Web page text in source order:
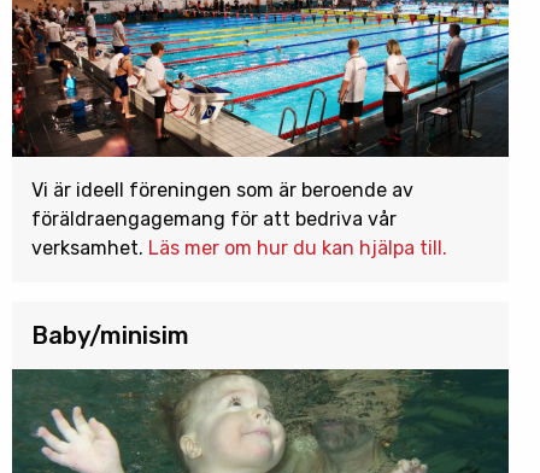
Vi är ideell föreningen som är beroende av
föräldraengagemang för att bedriva vår
verksamhet. Läs mer om hur du kan hjälpa till.
Baby/minisim